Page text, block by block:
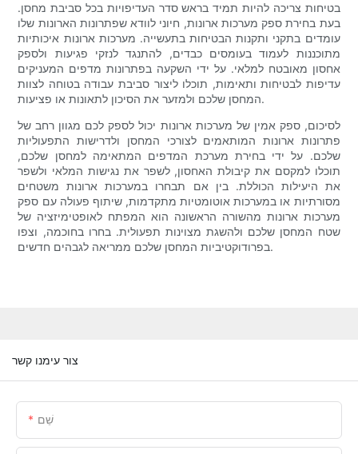
בטיחות צריכה להיות תמיד בראש סדר העדיפויות בכל סביבת מחסן.
בעת בחירת ספק מערכות ארונות, חיוני לוודא שפתרונות הארונות שלו
עומדים בתקני ותקנות הבטיחות בתעשייה. מערכות ארונות איכותיות
מתוכננות לעמוד בעומסים כבדים, להתנגד לנזקי פגיעות ולספק
אחסון מאובטח למלאי. על ידי השקעה בפתרונות מדפים המעניקים
עדיפות לבטיחות ותאימות, תוכלו ליצור סביבת עבודה בטוחה לצוות
המחסן שלכם ולמזער את הסיכון לתאונות או פציעות.
לסיכום, ספק אמין של מערכות ארונות יכול לספק לכם מגוון רחב של
פתרונות ארונות המותאמים לצורכי המחסן ולדרישות התפעוליות
שלכם. על ידי בחירת מערכת המדפים המתאימה למחסן שלכם,
תוכלו למקסם את קיבולת האחסון, לשפר את נגישות המלאי ולשפר
את היעילות הכוללת. בין אם תבחרו במערכות ארונות משטחים
מסורתיות או במערכות אוטומטיות מתקדמות, שיתוף פעולה עם ספק
מערכות ארונות מהשורה הראשונה הוא המפתח לאופטימיזציה של
שטח המחסן שלכם ולהשגת מצוינות תפעולית. בחרו בחוכמה, וצפו
בפרודוקטיביות המחסן שלכם ממריאה לגבהים חדשים.
צור עימנו קשר
שֵׁם